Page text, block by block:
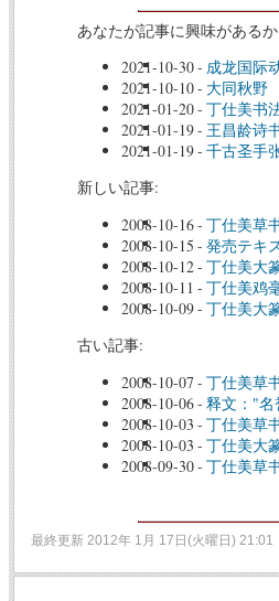
あなたが記事に興味がある
2021-10-30- 成龙国际
2021-10-10- 大同秋野
2021-01-20- 丁仕美书
2021-01-19- 王昌龄诗
2021-01-19- 千古圣手
新しい記事:
2008-10-16- 丁仕美草
2008-10-15 - 発売テキ
2008-10-12- 丁仕美大
2008-10-11 - 丁仕美鸡
2008-10-09- 丁仕美大
古い記事:
2008-10-07 - 丁仕美草
2008-10-06- 释文："名
2008-10-03 - 丁仕美草
2008-10-03 - 丁仕美大
2008-09-30- 丁仕美草
最終更新 2012年 1月 17日(火曜日) 21:01